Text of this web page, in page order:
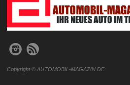
Copyright © AUTOMOBIL-MAGAZIN.DE.